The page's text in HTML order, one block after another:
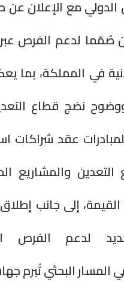
الدولي مع الإعلان
صُمّما لدعم الفرص
في المملكة، بما
نضج قطاع
عقد شراكات
والمشاريع
إلى جانب
لدعم الفرص
المسار البحثي تُبرم